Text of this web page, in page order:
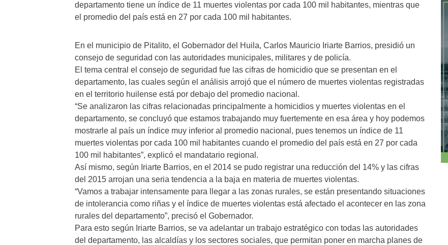
departamento tiene un índice de 11 muertes violentas por cada 100 mil habitantes, mientras que
el promedio del país está en 27 por cada 100 mil habitantes.
En el municipio de Pitalito, el Gobernador del Huila, Carlos Mauricio Iriarte Barrios, presidió un
consejo de seguridad con las autoridades municipales, militares y de policía.
El tema central el consejo de seguridad fue las cifras de homicidio que se presentan en el
departamento, las cuales según el análisis arrojó que el número de muertes violentas registradas
en el territorio huilense está por debajo del promedio nacional.
“Se analizaron las cifras relacionadas principalmente a homicidios y muertes violentas en el
departamento, se concluyó que estamos trabajando muy fuertemente en esa área y hoy podemos
mostrarle al país un índice muy inferior al promedio nacional, pues tenemos un índice de 11
muertes violentas por cada 100 mil habitantes cuando el promedio del país está en 27 por cada
100 mil habitantes”, explicó el mandatario regional.
Así mismo, según Iriarte Barrios, en el 2014 se pudo registrar una reducción del 14% y las cifras
del 2015 arrojan una seria tendencia a la baja en materia de muertes violentas.
“Vamos a trabajar intensamente para llegar a las zonas rurales, se están presentando situaciones
de intolerancia como riñas y el índice de muertes violentas está afectado el acontecer en las zona
rurales del departamento”, precisó el Gobernador.
Para esto según Iriarte Barrios, se va adelantar un trabajo estratégico con todas las autoridades
del departamento, las alcaldías y los sectores sociales, que permitan poner en marcha planes de